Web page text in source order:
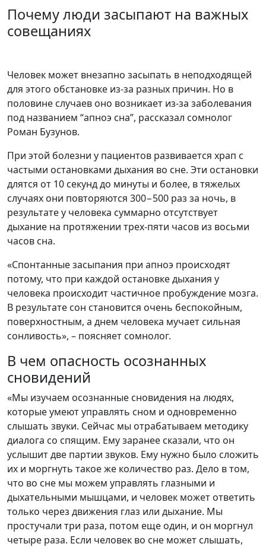
Почему люди засыпают на важных
совещаниях
Человек может внезапно засыпать в неподходящей
для этого обстановке из-за разных причин. Но в
половине случаев оно возникает из-за заболевания
под названием “апноэ сна”, рассказал сомнолог
Роман Бузунов.
При этой болезни у пациентов развивается храп с
частыми остановками дыхания во сне. Эти остановки
длятся от 10 секунд до минуты и более, в тяжелых
случаях они повторяются 300−500 раз за ночь, в
результате у человека суммарно отсутствует
дыхание на протяжении трех-пяти часов из восьми
часов сна.
«Спонтанные засыпания при апноэ происходят
потому, что при каждой остановке дыхания у
человека происходит частичное пробуждение мозга.
В результате сон становится очень беспокойным,
поверхностным, а днем человека мучает сильная
сонливость», – поясняет сомнолог.
В чем опасность осознанных
сновидений
«Мы изучаем осознанные сновидения на людях,
которые умеют управлять сном и одновременно
слышать звуки. Сейчас мы отрабатываем методику
диалога со спящим. Ему заранее сказали, что он
услышит две партии звуков. Ему нужно было сложить
их и моргнуть такое же количество раз. Дело в том,
что во сне мы можем управлять глазными и
дыхательными мышцами, и человек может ответить
только через движения глаз или дыхание. Мы
простучали три раза, потом еще один, и он моргнул
четыре раза. Если человек во сне может слышать,